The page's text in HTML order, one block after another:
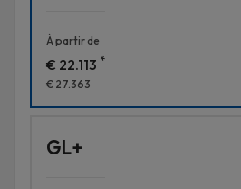
À partir de
€ 22.113 *
€ 27.363
GL+